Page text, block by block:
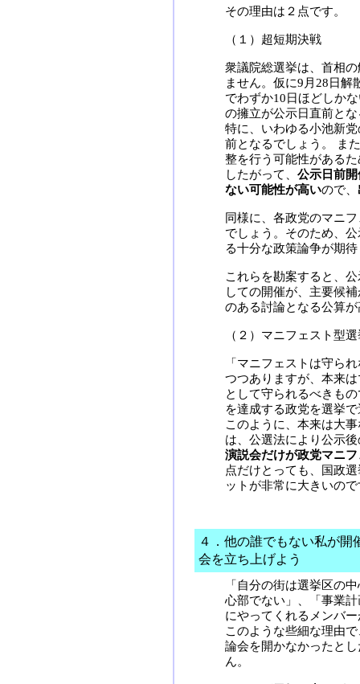
その理由は２点です。
（１）超短期決戦
衆議院総選挙は、首相
ません。仮に9月28日解
でわずか10日ほどしか
の擁立が公示日直前と
特に、いわゆる小池新
前となるでしょう。 ま
整を行う可能性がある
したがって、 公示日前
ない可能性が高いので、
同様に、各政党のマニ
でしょう。そのため、
る十分な政策論争が期
これらを勘案すると、
しての開催が、主要候
のある討論となる公算
（２）マニフェスト型
「マニフェストは守ら
つつありますが、本来
として守られるべきも
を達成する政党を選挙
このように、本来は大
は、公選法により公示
演説会だけが政党マニ
点だけとっても、国政
ットが非常に大きいの
４．他の誰でもない私が
会を立ち上げよう
「自分の街は選挙区の
心部でない」、「事業
にやってくれるメンバ
このような些細な理由
論会を開かなかったと
ん。